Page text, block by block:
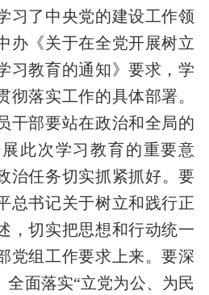
习了中央党的建设工作领
办《关于在全党开展树立
习教育的通知》要求，学
彻落实工作的具体部署。
干部要站在政治和全局的
此次学习教育的重要意
治任务切实抓紧抓好。要
总书记关于树立和践行正
，切实把思想和行动统一
党组工作要求上来。要深
全面落实“立党为公、为民